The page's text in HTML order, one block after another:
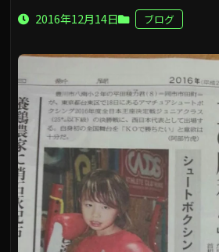
2016年12月14日 ブログ